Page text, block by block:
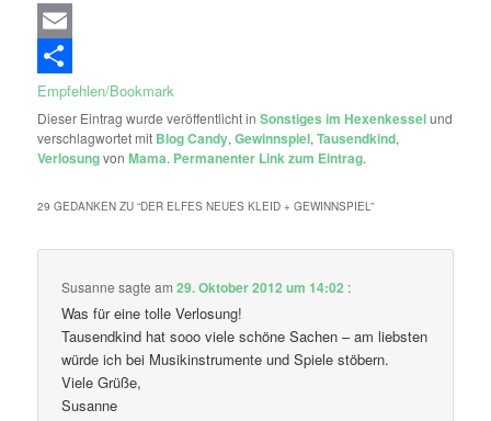
Email
Empfehlen/Bookmark
Dieser Eintrag wurde veröffentlicht inSonstiges im Hexenkesselund
verschlagwortet mit Blog Candy,Gewinnspiel,Tausendkind,
VerlosungvonMama. Permanenter Link zum Eintrag.
29 GEDANKEN ZU “DER ELFES NEUES KLEID + GEWINNSPIEL”
Susanne sagte am29. Oktober 2012 um 14:02 :
Was für eine tolle Verlosung!
Tausendkind hat sooo viele schöne Sachen – am liebsten
würde ich bei Musikinstrumente und Spiele stöbern.
Viele Grüße,
Susanne